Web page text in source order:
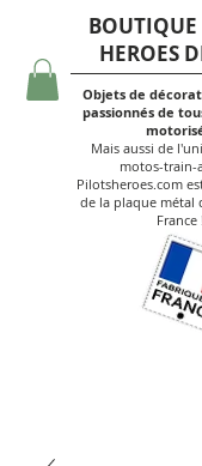
BOUTIQUE
HEROES
Objets de
passionnés de
Mais aussi de
motos-train-
Pilotsheroes.com
de la plaque métal
France !